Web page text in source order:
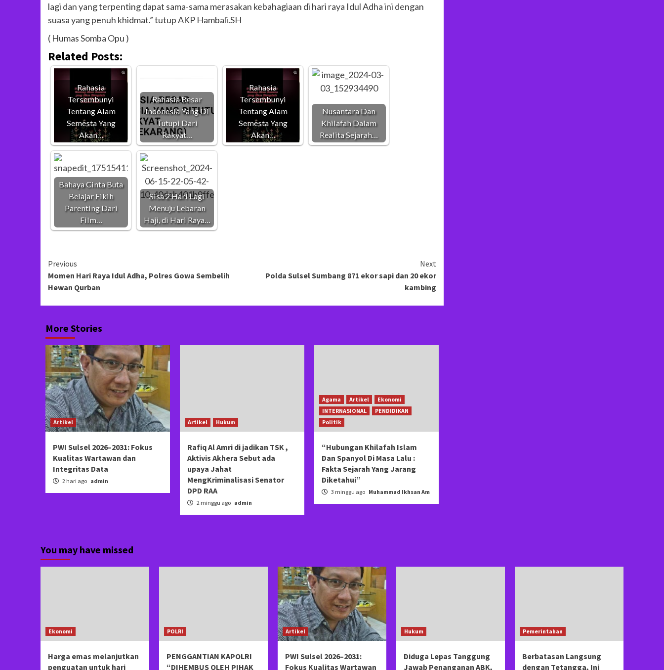
lagi dan yang terpenting dapat sama-sama merasakan kebahagiaan di hari raya Idul Adha ini dengan
suasa yang penuh khidmat.” tutup AKP Hambali.SH
( Humas Somba Opu )
Related Posts:
Rahasia
Tersembunyi
Tentang Alam
Semesta Yang
Akan…
Rahasia Besar
Indonesia Yang Di
Tutupi Dari
Rakyat…
Rahasia
Tersembunyi
Tentang Alam
Semesta Yang
Akan…
Nusantara Dan
Khilafah Dalam
Realita Sejarah…
Bahaya Cinta Buta
Belajar Fikih
Parenting Dari
Film…
Sisa 2 Hari Lagi
Menuju Lebaran
Haji, di Hari Raya…
Continue
Reading
Previous
Momen Hari Raya Idul Adha, Polres Gowa Sembelih
Hewan Qurban
Next
Polda Sulsel Sumbang 871 ekor sapi dan 20 ekor
kambing
More Stories
Artikel
PWI Sulsel 2026–2031: Fokus
Kualitas Wartawan dan
Integritas Data
2 hari ago admin
Artikel Hukum
Rafiq Al Amri di jadikan TSK ,
Aktivis Akhera Sebut ada
upaya Jahat
MengKriminalisasi Senator
DPD RAA
2 minggu ago admin
Agama Artikel
Ekonomi
INTERNASIONAL
PENDIDIKAN
Politik
“Hubungan Khilafah Islam
Dan Spanyol Di Masa Lalu :
Fakta Sejarah Yang Jarang
Diketahui”
3 minggu ago Muhammad Ikhsan Am
You may have missed
Ekonomi
Harga emas melanjutkan
penguatan untuk hari
POLRI
PENGGANTIAN KAPOLRI
“DIHEMBUS OLEH PIHAK
Artikel
PWI Sulsel 2026–2031:
Fokus Kualitas Wartawan
Hukum
Diduga Lepas Tanggung
Jawab Penanganan ABK,
Pemerintahan
Berbatasan Langsung
dengan Tetangga, Ini